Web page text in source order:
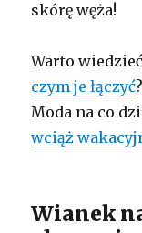
skórę węża!
Warto
czym je łączyć?
Moda na co
wciąż
Wianek